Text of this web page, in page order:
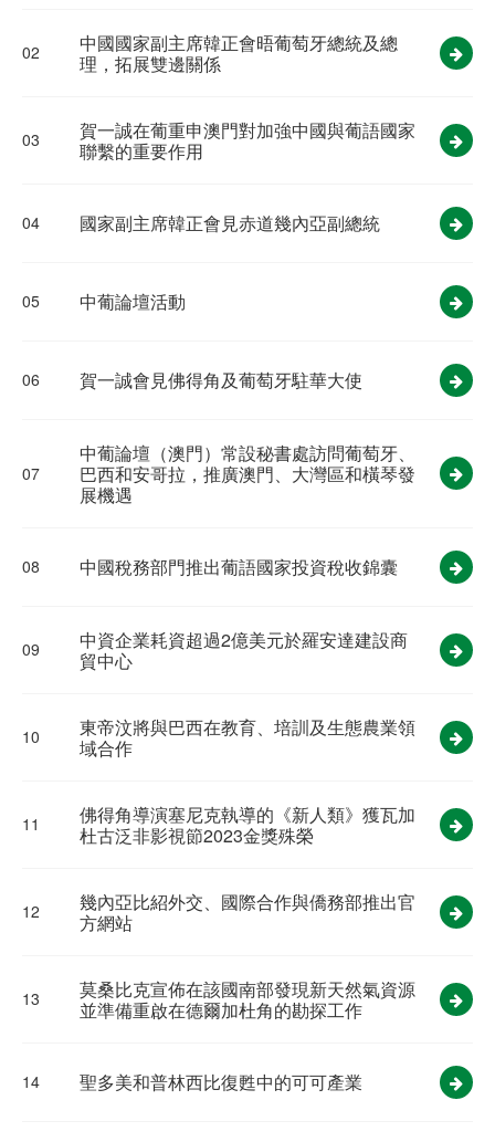
02
中國國家副主席韓正會晤葡萄牙總統及總
理，拓展雙邊關係
03
賀一誠在葡重申澳門對加強中國與葡語國家
聯繫的重要作用
04 國家副主席韓正會見赤道幾內亞副總統
05 中葡論壇活動
06 賀一誠會見佛得角及葡萄牙駐華大使
07
中葡論壇（澳門）常設秘書處訪問葡萄牙、
巴西和安哥拉，推廣澳門、大灣區和橫琴發
展機遇
08 中國稅務部門推出葡語國家投資稅收錦囊
09
中資企業耗資超過2億美元於羅安達建設商
貿中心
10
東帝汶將與巴西在教育、培訓及生態農業領
域合作
11
佛得角導演塞尼克執導的《新人類》獲瓦加
杜古泛非影視節2023金獎殊榮
12
幾內亞比紹外交、國際合作與僑務部推出官
方網站
13
莫桑比克宣佈在該國南部發現新天然氣資源
並準備重啟在德爾加杜角的勘探工作
14 聖多美和普林西比復甦中的可可產業